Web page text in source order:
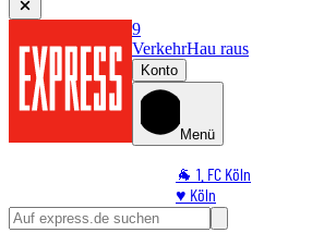
9
VerkehrHau raus
Konto
Menü
🐐 1. FC Köln
♥️ Köln
⭐ Promi